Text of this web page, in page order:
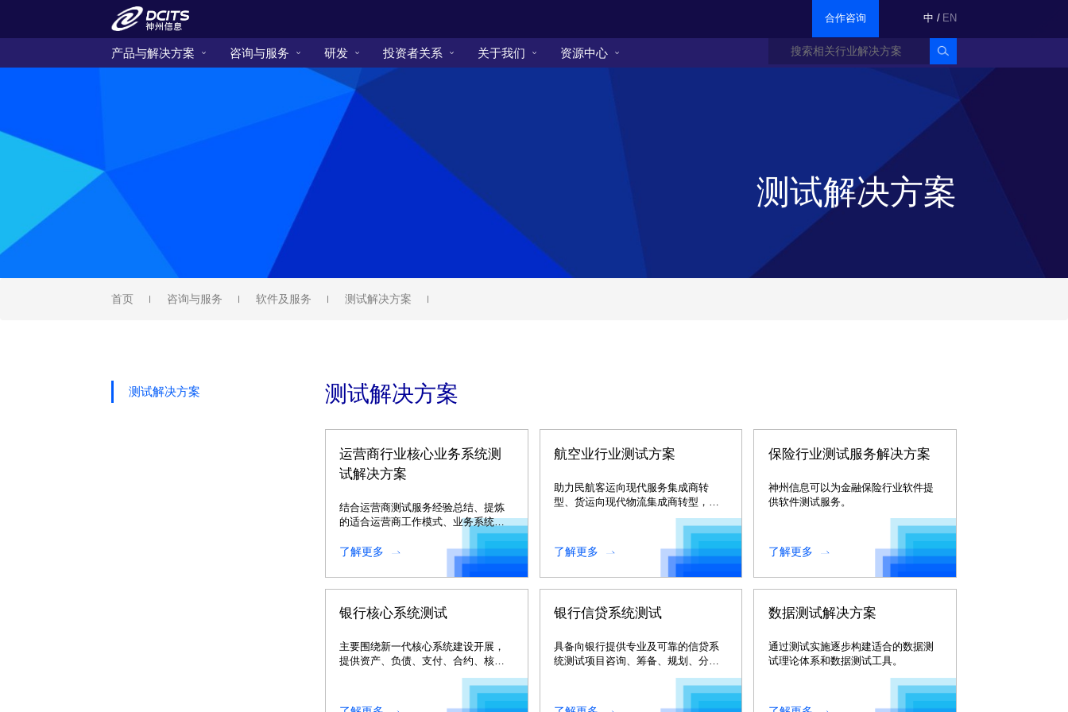
合作咨询 中 / EN
产品与解决方案 咨询与服务 研发 投资者关系 关于我们 资源中心
测试解决方案
首页 咨询与服务 软件及服务 测试解决方案
测试解决方案
运营商行业核心业务系统测
试解决方案
结合运营商测试服务经验总结、提炼
的适合运营商工作模式、业务系统架
构的测试方法，具有广泛的推广性。
了解更多
航空业行业测试方案
助力民航客运向现代服务集成商转
型、货运向现代物流集成商转型，为
了解更多
保险行业测试服务解决方案
神州信息可以为金融保险行业软件提
供软件测试服务。
了解更多
银行核心系统测试
主要围绕新一代核心系统建设开展，
提供资产、负债、支付、合约、核
算、本币、外币、运营、中间业务、
银行信贷系统测试
具备向银行提供专业及可靠的信贷系
统测试项目咨询、筹备、规划、分
析、执行、总结等一站式服务能力。
数据测试解决方案
通过测试实施逐步构建适合的数据测
试理论体系和数据测试工具。
测试解决方案